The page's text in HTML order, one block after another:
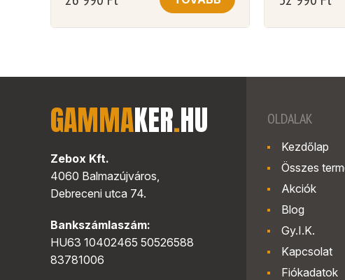
GAMMAKER.HU
Zebox Kft.
4060 Balmazújváros,
Debreceni utca 74.
Bankszámlaszám:
HU63 10402465 50526588
83781006
OLDALAK
Kezdőlap
Összes
Akciók
Blog
Gy.I.K.
Kapcsolat
Fiókadatok